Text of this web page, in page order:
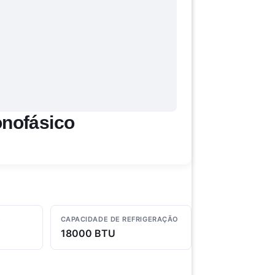
CAPACIDADE DE REFRIGERAÇÃO
18000 BTU